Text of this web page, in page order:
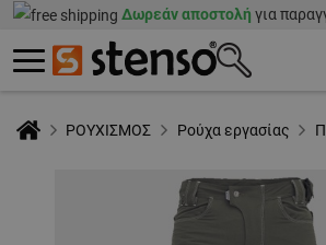
Δωρεάν αποστολή για
ΡΟΥΧΙΣΜΟΣ Ρούχα εργασίας